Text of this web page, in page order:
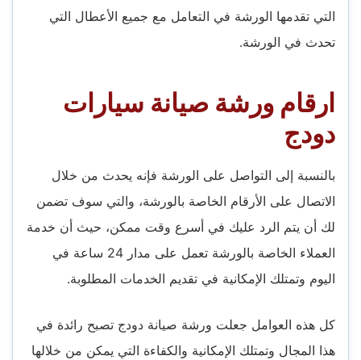
التي تقدمها الورشة في التعامل مع جميع الأعطال التي
تحدث في الورشة.
ارقام ورشة صيانة سيارات
دودج
بالنسبة إلى التواصل على الورشة فإنه يحدث من خلال
الاتصال على الأرقام الخاصة بالورشة، والتي سوف تضمن
لك أن يتم الرد عليك في أسرع وقت ممكن، حيث أن خدمة
العملاء الخاصة بالورشة تعمل على مدار 24 ساعة في
اليوم وتمتلك الإمكانية في تقديم الخدمات المطلوبة.
كل هذه العوامل جعلت ورشة صيانة دودج تصبح رائدة في
هذا المجال وتمتلك الإمكانية والكفاءة التي يمكن من خلالها